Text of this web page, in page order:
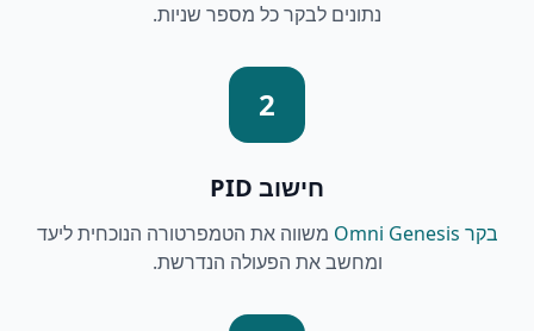
נתונים לבקר כל מספר שניות.
2
חישוב PID
בקר Omni Genesis
משווה את הטמפרטורה הנוכחית ליעד
ומחשב את הפעולה הנדרשת.